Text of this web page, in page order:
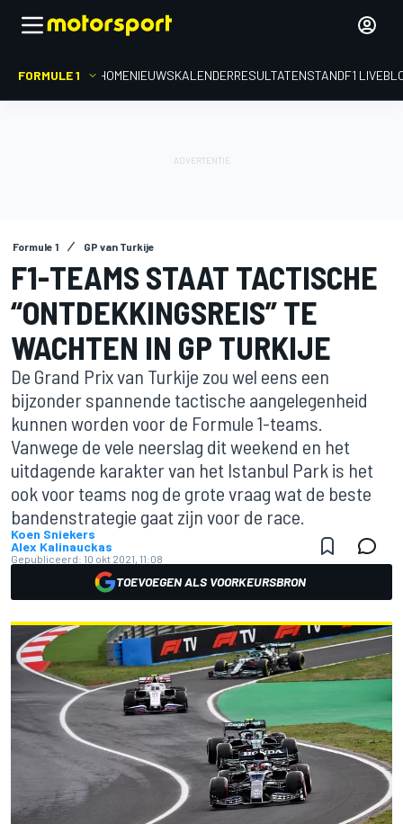
FORMULE 1 HOMENIEUWSKALENDERRESULTATENSTANDF1
Formule 1 GP van Turkije
F1-TEAMS STAAT TACTISCHE
“ONTDEKKINGSREIS” TE
WACHTEN IN GP TURKIJE
De Grand Prix van Turkije zou wel eens een
bijzonder spannende tactische aangelegenheid
kunnen worden voor de Formule 1-teams.
Vanwege de vele neerslag dit weekend en het
uitdagende karakter van het Istanbul Park is het
ook voor teams nog de grote vraag wat de beste
bandenstrategie gaat zijn voor de race.
Koen Sniekers
Alex Kalinauckas
Gepubliceerd: 10 okt 2021, 11:08
TOEVOEGEN ALS VOORKEURSBRON